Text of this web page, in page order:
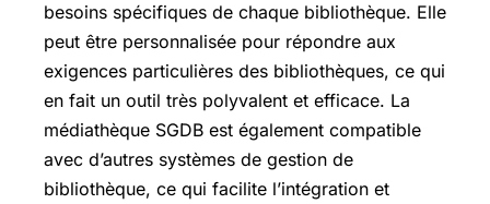
besoins spécifiques de chaque bibliothèque. Elle
peut être personnalisée pour répondre aux
exigences particulières des bibliothèques, ce qui
en fait un outil très polyvalent et efficace. La
médiathèque SGDB est également compatible
avec d’autres systèmes de gestion de
bibliothèque, ce qui facilite l’intégration et